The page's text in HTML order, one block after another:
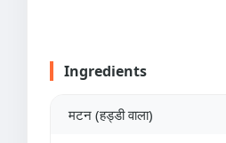
Ingredients
मटन (हड्डी वाला)